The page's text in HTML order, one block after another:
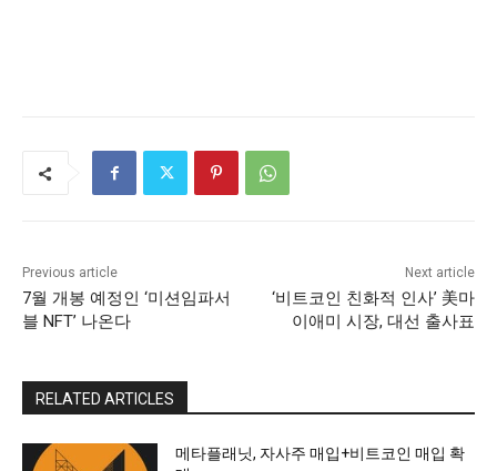
Previous article
7월 개봉 예정인 ‘미션임파서
블 NFT’ 나온다
Next article
‘비트코인 친화적 인사’ 美마
이애미 시장, 대선 출사표
RELATED ARTICLES
메타플래닛, 자사주 매입+비트코인 매입 확